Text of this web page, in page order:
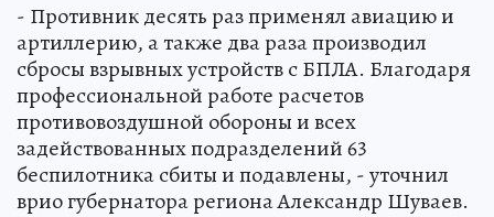
- Противник десять раз применял авиацию и
артиллерию, а также два раза производил
сбросы взрывных устройств с БПЛА. Благодаря
профессиональной работе расчетов
противовоздушной обороны и всех
задействованных подразделений 63
беспилотника сбиты и подавлены, - уточнил
врио губернатора региона Александр Шуваев.